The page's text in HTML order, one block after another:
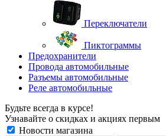
Переключатели
Пиктограммы
Предохранители
Провода автомобильные
Разъемы автомобильные
Реле автомобильные
Будьте всегда в курсе!
Узнавайте о скидках и акциях первым
Новости магазина